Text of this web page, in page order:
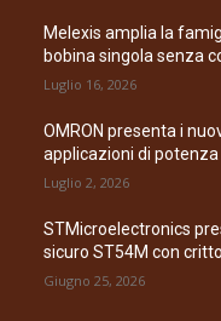
Melexis amplia la
bobina singola senza
Luglio 16, 2026
OMRON presenta i
applicazioni di
Luglio 2, 2026
STMicroelectronics
sicuro ST54M con
Giugno 25, 2026